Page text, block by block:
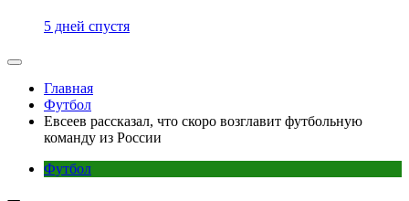
5 дней спустя
Главная
Футбол
Евсеев рассказал, что скоро возглавит футбольную
команду из России
Футбол